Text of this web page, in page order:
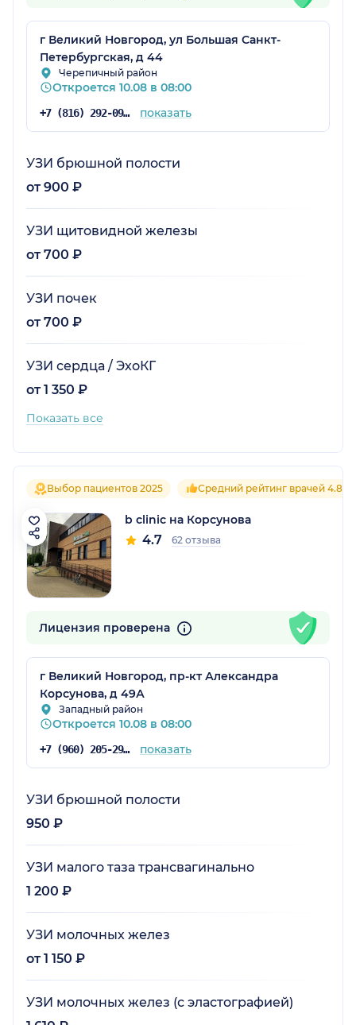
г Великий Новгород, ул Большая Санкт-
Петербургская, д 44
Черепичный район
Откроется 10.08 в 08:00
+7 (816) 292-09-20 показать
УЗИ брюшной полости
от 900 ₽
УЗИ щитовидной железы
от 700 ₽
УЗИ почек
от 700 ₽
УЗИ сердца / ЭхоКГ
от 1 350 ₽
Показать все
Выбор пациентов 2025 Средний рейтинг врачей 4.8
b clinic на Корсунова
4.7 62 отзыва
Лицензия проверена
г Великий Новгород, пр-кт Александра
Корсунова, д 49А
Западный район
Откроется 10.08 в 08:00
+7 (960) 205-29-69 показать
УЗИ брюшной полости
950 ₽
УЗИ малого таза трансвагинально
1 200 ₽
УЗИ молочных желез
от 1 150 ₽
УЗИ молочных желез (с эластографией)